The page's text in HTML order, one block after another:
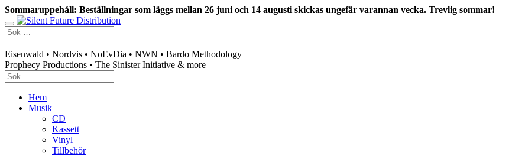
Sommaruppehåll: Beställningar som läggs mellan 26 juni och 14 augusti skickas ungefär varannan vecka. Trevlig sommar!
Eisenwald • Nordvis • NoEvDia • NWN • Bardo Methodology
Prophecy Productions • The Sinister Initiative & more
Hem
Musik
CD
Kassett
Vinyl
Tillbehör